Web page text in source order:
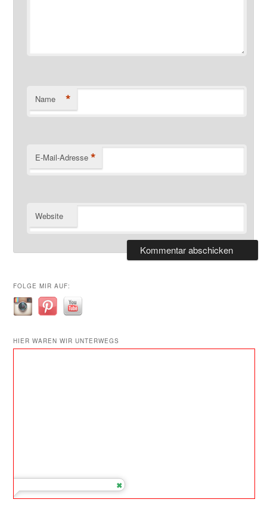
Name *
E-Mail-Adresse *
Website
FOLGE MIR AUF:
HIER WAREN WIR UNTERWEGS